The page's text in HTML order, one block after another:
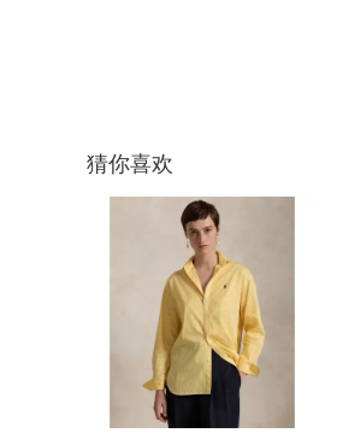
猜你喜欢